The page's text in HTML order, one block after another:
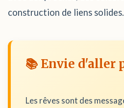
construction de liens solides.
📚 Envie d'aller
Les rêves sont des